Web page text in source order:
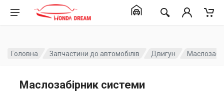
Головна Запчастини до автомобілів Двигун
Маслозабірник системи